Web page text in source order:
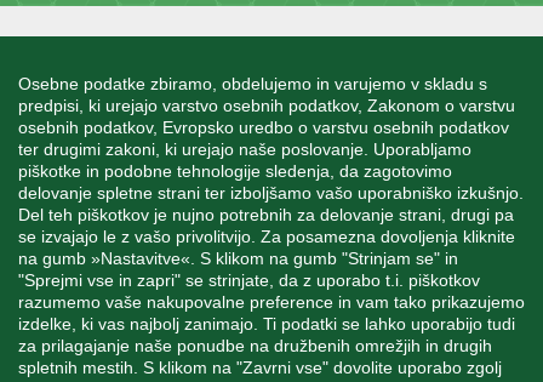
Osebne podatke zbiramo, obdelujemo in varujemo v skladu s
predpisi, ki urejajo varstvo osebnih podatkov, Zakonom o varstvu
osebnih podatkov, Evropsko uredbo o varstvu osebnih podatkov
ter drugimi zakoni, ki urejajo naše poslovanje. Uporabljamo
piškotke in podobne tehnologije sledenja, da zagotovimo
delovanje spletne strani ter izboljšamo vašo uporabniško izkušnjo.
Del teh piškotkov je nujno potrebnih za delovanje strani, drugi pa
se izvajajo le z vašo privolitvijo. Za posamezna dovoljenja kliknite
na gumb »Nastavitve«. S klikom na gumb "Strinjam se" in
"Sprejmi vse in zapri" se strinjate, da z uporabo t.i. piškotkov
razumemo vaše nakupovalne preference in vam tako prikazujemo
izdelke, ki vas najbolj zanimajo. Ti podatki se lahko uporabijo tudi
za prilagajanje naše ponudbe na družbenih omrežjih in drugih
spletnih mestih. S klikom na "Zavrni vse" dovolite uporabo zgolj
MOJ RAČUN
STORITEV ZA STRANKE
SPREMLJAJTE NAS